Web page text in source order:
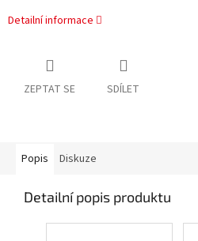
Detailní informace
ZEPTAT SE SDÍLET
Popis Diskuze
Detailní popis produktu